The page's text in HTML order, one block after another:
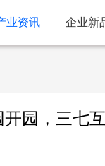
业资讯 企业新
园，三七